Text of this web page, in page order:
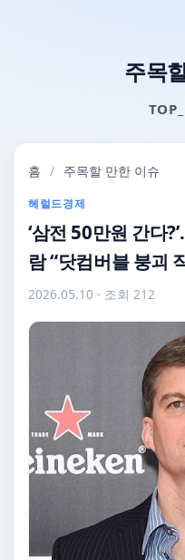
주목
홈 / 주목할 만한 이슈
헤럴드경제
‘삼전 50만원 간다
람 “닷컴버블 붕괴
2026.05.10 · 조회 212